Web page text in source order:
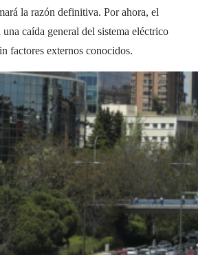
la razón definitiva. Por ahora, el
una caída general del sistema eléctrico
factores externos conocidos.